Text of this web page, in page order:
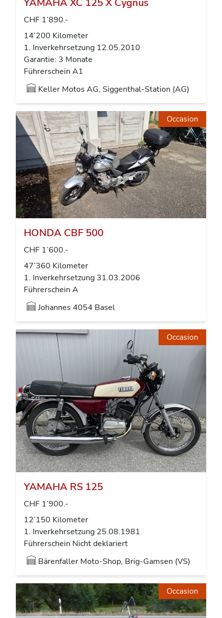
CHF 1’890.-
14’200 Kilometer
1. Inverkehrsetzung 12.05.2010
Garantie: 3 Monate
Führerschein A1
Keller Motos AG, Siggenthal-Station (AG)
Occasion
HONDA CBF 500
CHF 1’600.-
47’360 Kilometer
1. Inverkehrsetzung 31.03.2006
Führerschein A
Johannes4054 Basel
Occasion
YAMAHA RS 125
CHF 1’900.-
12’150 Kilometer
1. Inverkehrsetzung 25.08.1981
Führerschein Nicht deklariert
Bärenfaller Moto-Shop, Brig-Gamsen (VS)
Occasion